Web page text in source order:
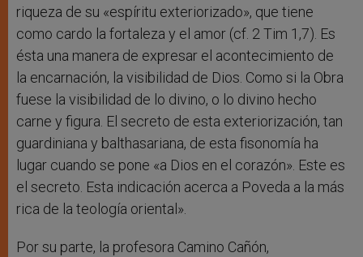
riqueza de su «espíritu exteriorizado», que tiene
como cardo la fortaleza y el amor (cf. 2 Tim 1,7). Es
ésta una manera de expresar el acontecimiento de
la encarnación, la visibilidad de Dios. Como si la Obra
fuese la visibilidad de lo divino, o lo divino hecho
carne y figura. El secreto de esta exteriorización, tan
guardiniana y balthasariana, de esta fisonomía ha
lugar cuando se pone «a Dios en el corazón». Este es
el secreto. Esta indicación acerca a Poveda a la más
rica de la teología oriental».
Por su parte, la profesora Camino Cañón,